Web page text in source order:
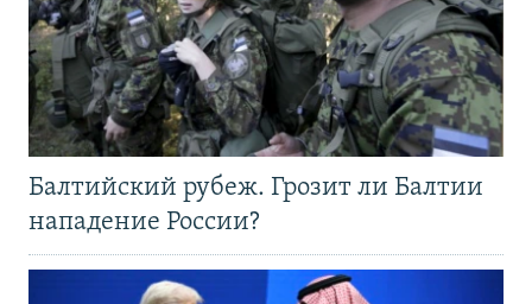
Балтийский рубеж. Грозит ли Балтии
нападение России?